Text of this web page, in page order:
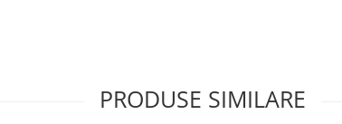
PRODUSE SIMILARE